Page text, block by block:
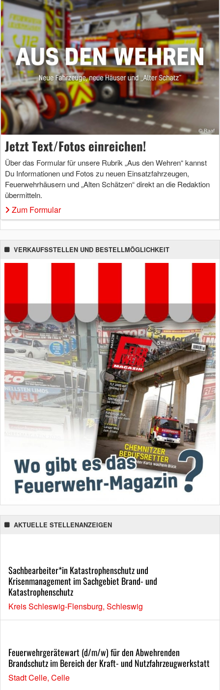
Jetzt Text/Fotos einreichen!
Über das Formular für unsere Rubrik „Aus den Wehren“ kannst
Du Informationen und Fotos zu neuen Einsatzfahrzeugen,
Feuerwehrhäusern und „Alten Schätzen“ direkt an die Redaktion
übermitteln.
Zum Formular
VERKAUFSSTELLEN UND BESTELLMÖGLICHKEIT
AKTUELLE STELLENANZEIGEN
Sachbearbeiter*in Katastrophenschutz und
Krisenmanagement im Sachgebiet Brand- und
Katastrophenschutz
Kreis Schleswig-Flensburg, Schleswig
Feuerwehrgerätewart (d/m/w) für den Abwehrenden
Brandschutz im Bereich der Kraft- und Nutzfahrzeugwerkstatt
Stadt Celle, Celle